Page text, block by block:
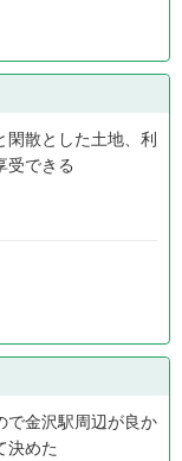
閑散とした土地、利
受できる
で金沢駅周辺が良か
決めた